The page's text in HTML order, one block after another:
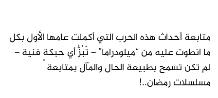
متابعة أحداث هذه الحرب التي أكملت عامها الأول بكل
ما انطوت عليه من “ميلودراما” – تَبُزُّ أي حبكةٍ فنية –
لم تكن تسمح بطبيعة الحال والمآل بمتابعة
مسلسلات رمضان..!